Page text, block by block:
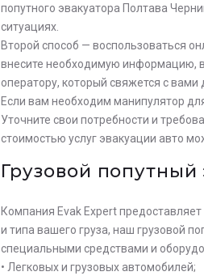
попутного эвакуатора Полтава
ситуациях.
Второй способ — воспользоваться
внесите необходимую информацию,
оператору, который свяжется с
Если вам необходим манипулятор
Уточните свои потребности и
стоимостью услуг эвакуации авто
Грузовой попутный
Компания Evak Expert
и типа вашего груза, наш грузовой
специальными средствами и
• Легковых и грузовых автомобилей;
Оставьте